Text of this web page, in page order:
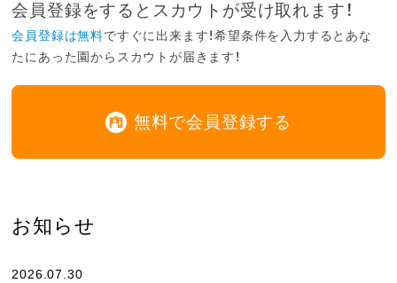
会員登録をするとスカウトが受け取れます！
会員登録は無料ですぐに出来ます！希望条件を入力するとあな
たにあった園からスカウトが届きます！
無料で会員登録する
お知らせ
2026.07.30